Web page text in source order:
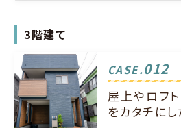
3階建て
CASE.012
屋上やロフ
をカタチに